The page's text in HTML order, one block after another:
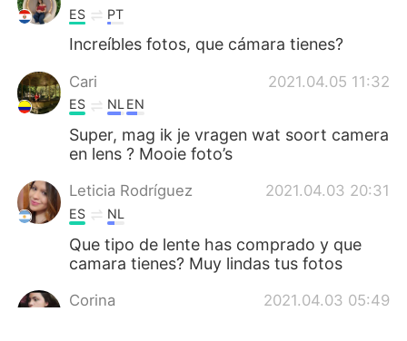
ES PT
Increíbles fotos, que cámara tienes?
Cari 2021.04.05 11:32
ES NL EN
Super, mag ik je vragen wat soort camera
en lens ? Mooie foto’s
Leticia Rodríguez 2021.04.03 20:31
ES NL
Que tipo de lente has comprado y que
camara tienes? Muy lindas tus fotos
Corina 2021.04.03 05:49